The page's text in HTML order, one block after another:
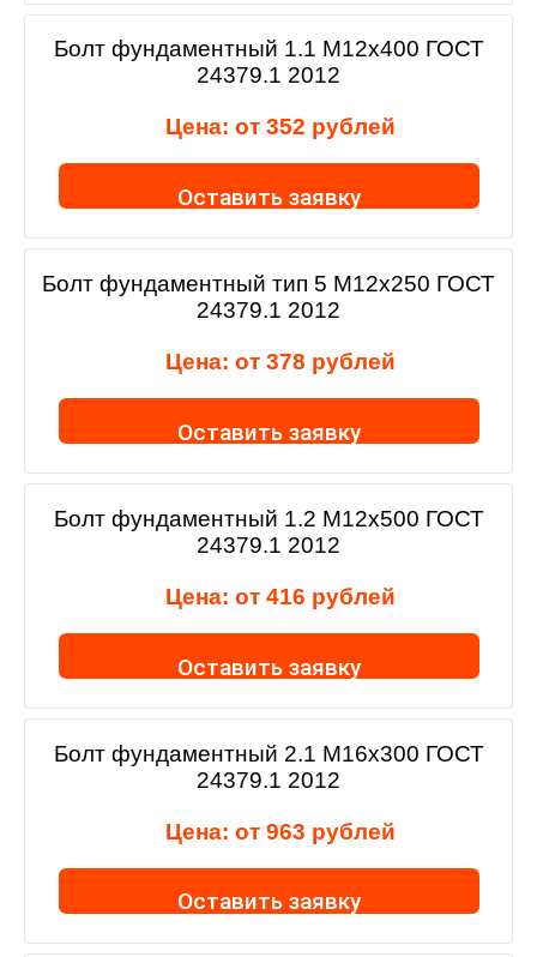
Болт фундаментный 1.1 М12х400 ГОСТ
24379.1 2012
Цена: от 352 рублей
Оставить заявку
Болт фундаментный тип 5 М12х250 ГОСТ
24379.1 2012
Цена: от 378 рублей
Оставить заявку
Болт фундаментный 1.2 М12х500 ГОСТ
24379.1 2012
Цена: от 416 рублей
Оставить заявку
Болт фундаментный 2.1 М16х300 ГОСТ
24379.1 2012
Цена: от 963 рублей
Оставить заявку